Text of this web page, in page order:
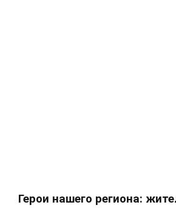
Герои нашего региона: